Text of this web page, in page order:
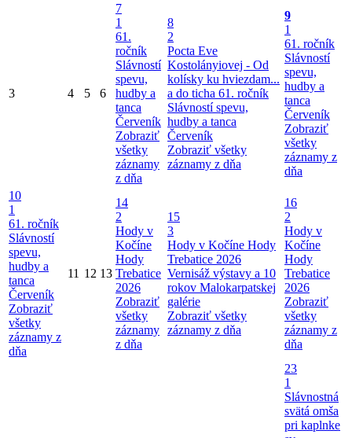
3 4 5 6
7
1
61.
ročník
Slávností
spevu,
hudby a
tanca
Červeník
Zobraziť
všetky
záznamy
z dňa
8
2
Pocta Eve
Kostolányiovej - Od
kolísky ku hviezdam...
a do ticha 61. ročník
Slávností spevu,
hudby a tanca
Červeník
Zobraziť všetky
záznamy z dňa
9
1
61. ročník
Slávností
spevu,
hudby a
tanca
Červeník
Zobraziť
všetky
záznamy z
dňa
10
1
61. ročník
Slávností
spevu,
hudby a
tanca
Červeník
Zobraziť
všetky
záznamy z
dňa
11 12 13
14
2
Hody v
Kočíne
Hody
Trebatice
2026
Zobraziť
všetky
záznamy
z dňa
15
3
Hody v Kočíne Hody
Trebatice 2026
Vernisáž výstavy a 10
rokov Malokarpatskej
galérie
Zobraziť všetky
záznamy z dňa
16
2
Hody v
Kočíne
Hody
Trebatice
2026
Zobraziť
všetky
záznamy z
dňa
23
1
Slávnostná
svätá omša
pri kaplnke